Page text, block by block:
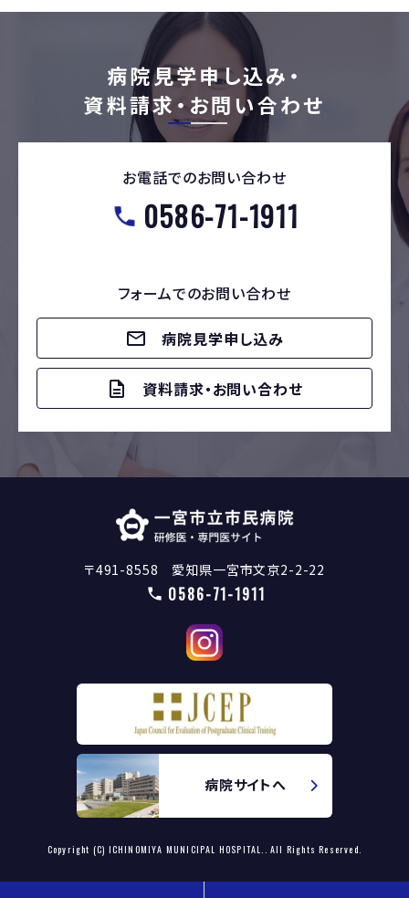
病院見学申し込み・
資料請求・お問い合わせ
お電話でのお問い合わせ
0586-71-1911
フォームでのお問い合わせ
病院見学申し込み
資料請求・お問い合わせ
〒491-8558 愛知県一宮市文京2-2-22
0586-71-1911
病院サイトへ
Copyright (C) ICHINOMIYA MUNICIPAL HOSPITAL.. All Rights Reserved.